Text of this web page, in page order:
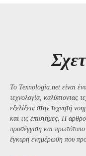
Το Texnologia.net είναι
τεχνολογία, καλύπτοντας
εξελίξεις στην τεχνητή
και τις επιστήμες. Η
προσέγγιση και
έγκυρη ενημέρωση που